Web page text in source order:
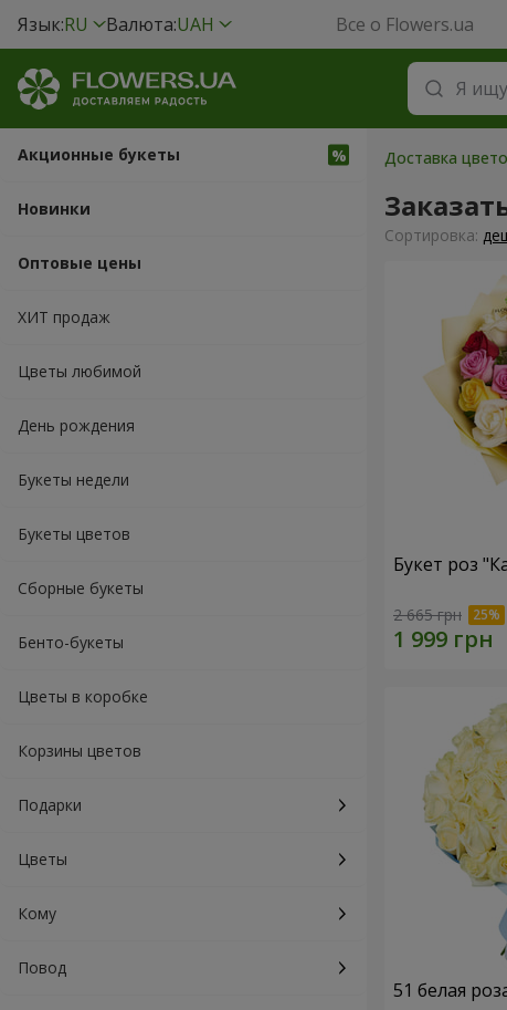
Язык:RU Валюта:UAH Все о Flowers.ua
Акционные букеты
Новинки
Оптовые цены
ХИТ продаж
Цветы любимой
День рождения
Букеты недели
Букеты цветов
Сборные букеты
Бенто-букеты
Цветы в коробке
Корзины цветов
Подарки
Цветы
Кому
Повод
Доставка
Cортировка:
Букет роз
2 665 грн
51 белая